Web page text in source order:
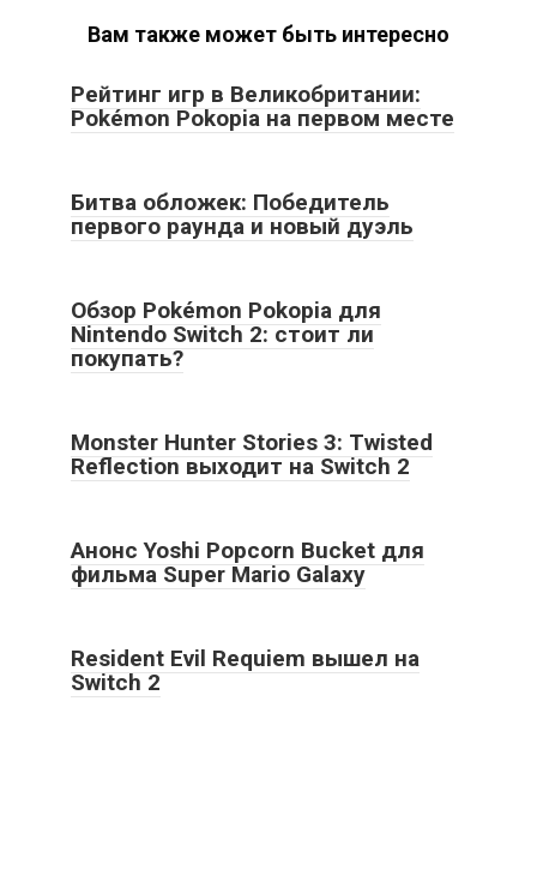
Вам также может быть интересно
Рейтинг игр в Великобритании:
Pokémon Pokopia на первом месте
Битва обложек: Победитель
первого раунда и новый дуэль
Обзор Pokémon Pokopia для
Nintendo Switch 2: стоит ли
покупать?
Monster Hunter Stories 3: Twisted
Reflection выходит на Switch 2
Анонс Yoshi Popcorn Bucket для
фильма Super Mario Galaxy
Resident Evil Requiem вышел на
Switch 2